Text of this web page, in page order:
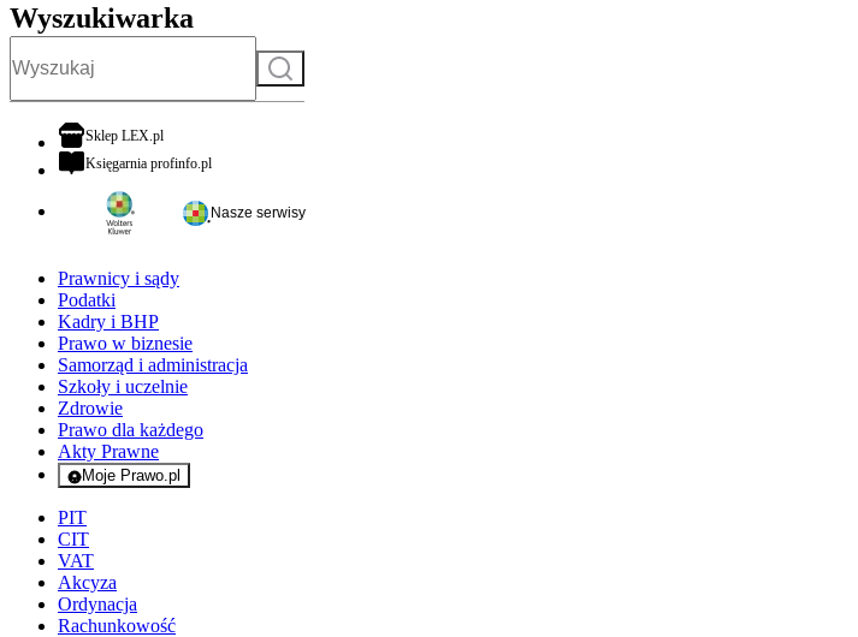
Wyszukiwarka
Szukaj
Sklep LEX.plotwiera się w nowej karcie
Księgarnia profinfo.plotwiera się w nowej karcie
Nasze serwisy
Prawnicy i sądy
Podatki
Kadry i BHP
Prawo w biznesie
Samorząd i administracja
Szkoły i uczelnie
Zdrowie
Prawo dla każdego
Akty Prawne
Moje Prawo.pl
- rejestracja i logowanie do serwisu
PIT
CIT
VAT
Akcyza
Ordynacja
Rachunkowość